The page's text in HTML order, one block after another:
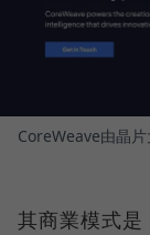
CoreWeave由晶片
其商業模式